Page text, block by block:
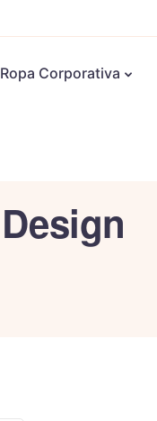
Ropa Corporativa